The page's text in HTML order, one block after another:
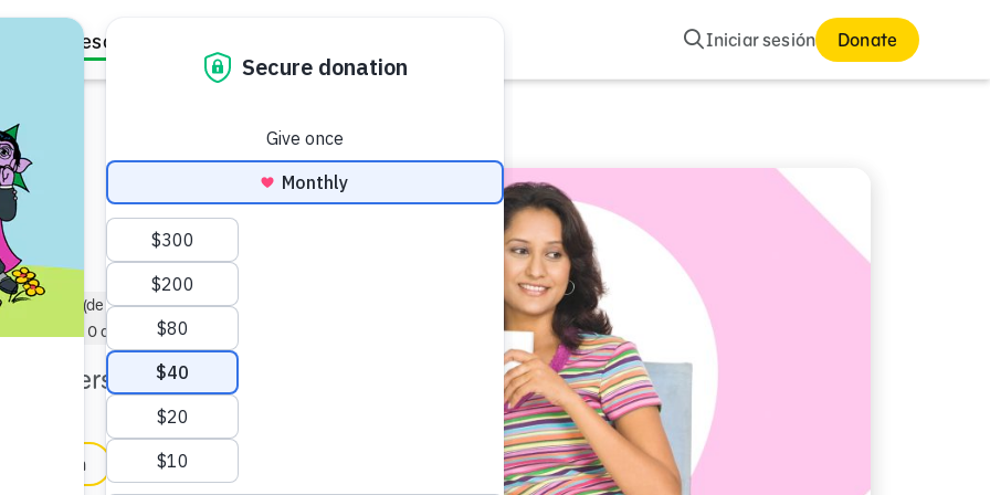
Family Resources Buscar
Iniciar sesión Donate
pequeño (de 1 a 3 años)
Bebé (de 0 a 1 año)
personal.
in English